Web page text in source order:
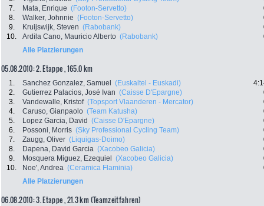
7.
Mata, Enrique (Footon-Servetto)
8.
Walker, Johnnie (Footon-Servetto)
9.
Kruijswijk, Steven (Rabobank)
10.
Ardila Cano, Mauricio Alberto (Rabobank)
Alle Platzierungen
05.08.2010: 2. Etappe , 165.0 km
1. Sanchez Gonzalez, Samuel (Euskaltel - Euskadi)
2.
Gutierrez Palacios, José Ivan (Caisse D'Epargne)
3.
Vandewalle, Kristof (Topsport Vlaanderen - Mercator)
4.
Caruso, Gianpaolo (Team Katusha)
5.
Lopez Garcia, David (Caisse D'Epargne)
6.
Possoni, Morris (Sky Professional Cycling Team)
7.
Zaugg, Oliver (Liquigas-Doimo)
8.
Dapena, David Garcia (Xacobeo Galicia)
9.
Mosquera Miguez, Ezequiel (Xacobeo Galicia)
10.
Noe', Andrea (Ceramica Flaminia)
Alle Platzierungen
06.08.2010: 3. Etappe , 21.3 km (Teamzeitfahren)